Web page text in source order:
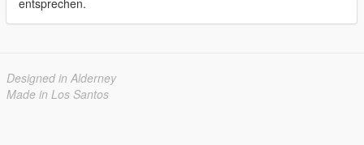
entsprechen.
Designed in Alderney
Made in Los Santos